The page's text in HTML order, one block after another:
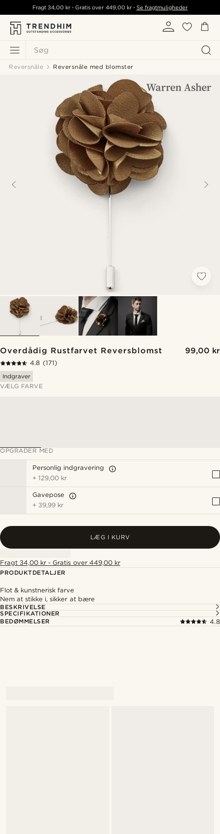
Søg
Fragt34,00 kr - Gratis over 449,00 kr- Se fragtmuligheder
Reversnåle Reversnåle med blomster
Overdådig Rustfarvet Reversblomst 99,00 kr
4.8 (171)
Indgraver
VÆLG FARVE
OPGRADER MED
Personlig indgravering
+129,00 kr
Gavepose
+ 39,99 kr
LÆG I KURV
Fragt 34,00 kr - Gratis over 449,00 kr
PRODUKTDETALJER
Flot & kunstnerisk farve
Nem at stikke i, sikker at bære
BESKRIVELSE
SPECIFIKATIONER
BEDØMMELSER
4.8